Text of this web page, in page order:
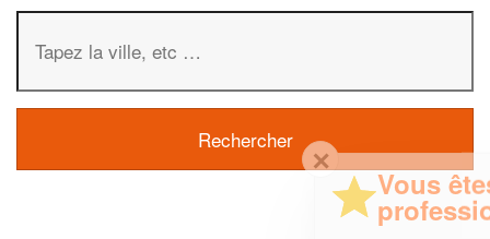
✕
Vous êtes un
professionnel ?